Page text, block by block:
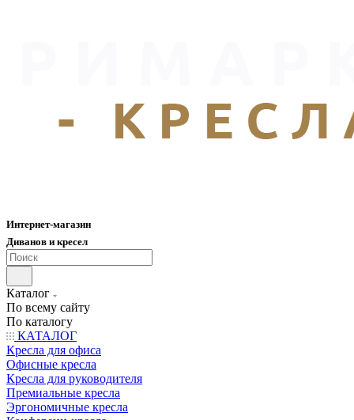
Интернет-магазин
Диванов и кресел
Каталог
По всему сайту
По каталогу
КАТАЛОГ
Кресла для офиса
Офисные кресла
Кресла для руководителя
Премиальные кресла
Эргономичные кресла